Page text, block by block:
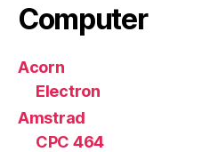
Computer
Acorn
Electron
Amstrad
CPC 464